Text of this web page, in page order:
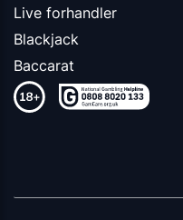
Live forhandler
Blackjack
Baccarat